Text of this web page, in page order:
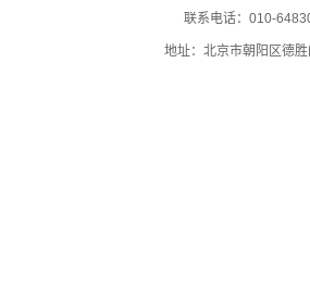
联系电话：010-
地址：北京市朝阳区德